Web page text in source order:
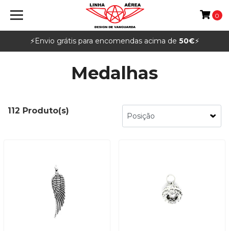
⚡️Envio grátis para encomendas acima de 50€⚡️
0
Medalhas
112 Produto(s)